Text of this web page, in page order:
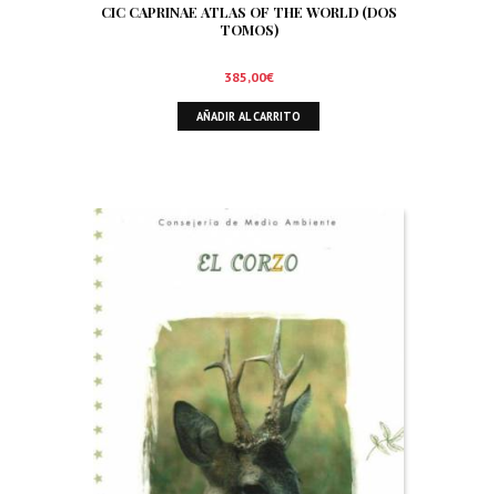
CIC CAPRINAE ATLAS OF THE WORLD (DOS
TOMOS)
385,00€
AÑADIR AL CARRITO